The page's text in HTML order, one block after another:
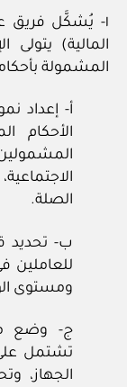
١- يُشكَّل فريق
المالية) يتولى
المشمولة
أ- إعداد
الأحكام
الصلة.
ب- تحديد
للعاملين
ومستوى
ج- وضع
تشتمل
الجهاز،